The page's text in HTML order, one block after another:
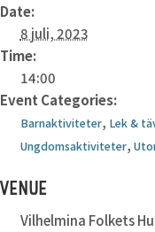
Date:
8 juli, 2023
Time:
14:00
Event Categories:
Barnaktiviteter, Lek &
Ungdomsaktiviteter,
VENUE
Vilhelmina Folkets